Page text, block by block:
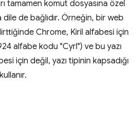
tamamen komut dosyasına özel
dile de bağlıdır. Örneğin, bir web
Chrome, Kiril alfabesi için
alfabe kodu "Cyrl") ve bu yazı
için değil, yazı tipinin kapsadığı